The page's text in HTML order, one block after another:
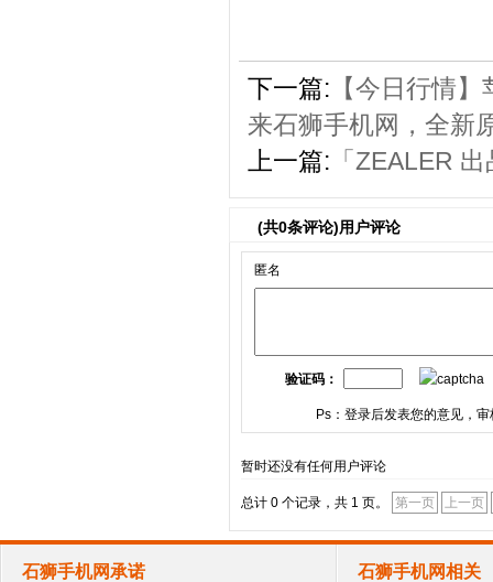
下一篇: 【今日行情
来石狮手机网，全新
上一篇: 「ZEALER
(共0条评论)用户评论
匿名
验证码：
Ps：登录后发表您的意见，
暂时还没有任何用户评论
总计 0 个记录，共 1 页。 第一页 上一页
石狮手机网承诺 石狮手机网相关